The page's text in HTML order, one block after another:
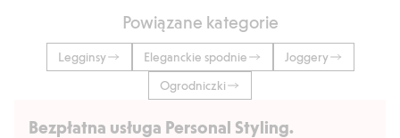
Powiązane kategorie
Legginsy Eleganckie spodnie
Joggery
Ogrodniczki
Bezpłatna usługa Personal Styling.